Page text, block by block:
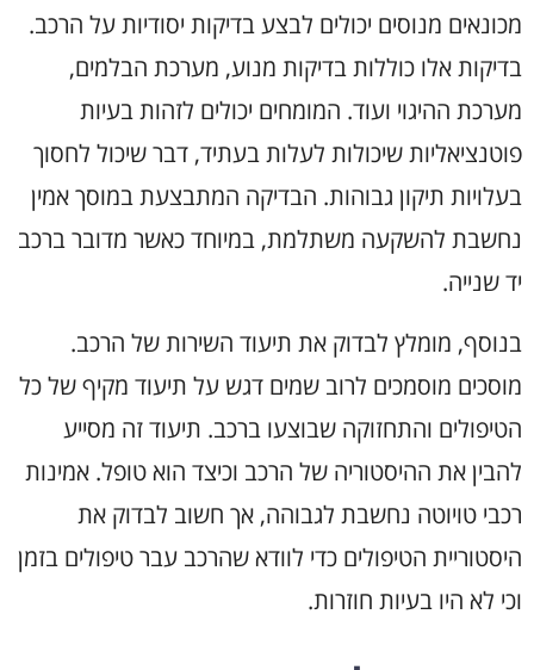
מכונאים מנוסים יכולים לבצע בדיקות יסודיות על הרכב.
בדיקות אלו כוללות בדיקות מנוע, מערכת הבלמים,
מערכת ההיגוי ועוד. המומחים יכולים לזהות בעיות
פוטנציאליות שיכולות לעלות בעתיד, דבר שיכול לחסוך
בעלויות תיקון גבוהות. הבדיקה המתבצעת במוסך אמין
נחשבת להשקעה משתלמת, במיוחד כאשר מדובר ברכב
יד שנייה.
בנוסף, מומלץ לבדוק את תיעוד השירות של הרכב.
מוסכים מוסמכים לרוב שמים דגש על תיעוד מקיף של כל
הטיפולים והתחזוקה שבוצעו ברכב. תיעוד זה מסייע
להבין את ההיסטוריה של הרכב וכיצד הוא טופל. אמינות
רכבי טויוטה נחשבת לגבוהה, אך חשוב לבדוק את
היסטוריית הטיפולים כדי לוודא שהרכב עבר טיפולים בזמן
וכי לא היו בעיות חוזרות.